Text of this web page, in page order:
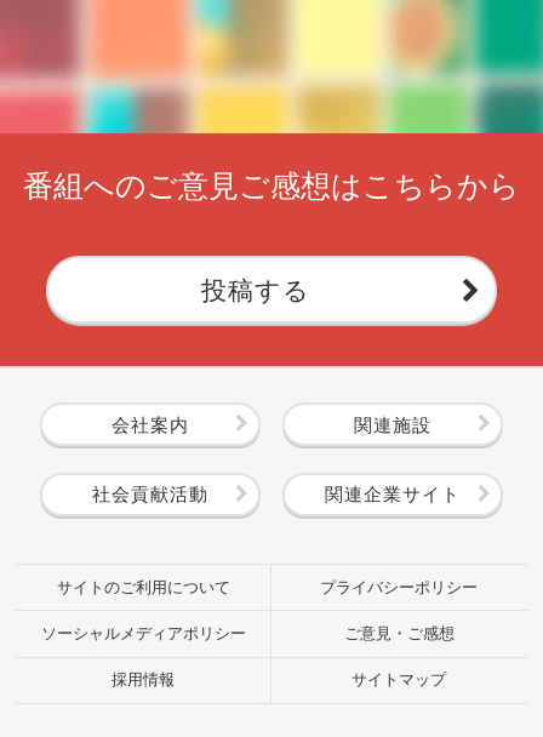
番組へのご意見ご感想はこちらから
投稿する
会社案内 関連施設
社会貢献活動 関連企業サイト
サイトのご利用について プライバシーポリシー
ソーシャルメディアポリシー ご意見・ご感想
採用情報 サイトマップ